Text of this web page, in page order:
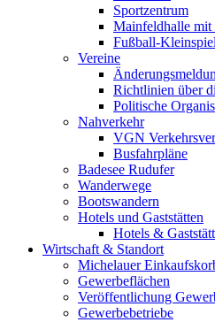
Sportzentrum
Mainfeldhalle mit
Fußball-
Vereine
Richtlinien über
Politische
Nahverkehr
VGN
Busfahrpläne
Badesee Rudufer
Wanderwege
Bootswandern
Hotels und Gaststätten
Hotels &
Wirtschaft & Standort
Michelauer
Gewerbeflächen
Veröffentlichung
Gewerbebetriebe